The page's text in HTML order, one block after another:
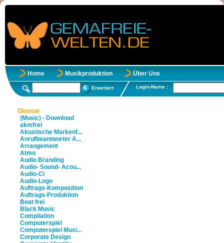
Home Musikproduktion Über Uns
Erweitert Login-Name :
Glossar
(Music) - Download
akmfrei
Akustische Markenf...
Anrufbeantworter A...
Arrangement
Atmo
Audio Branding
Audio- Sound- Acou...
Audio-Ci
Audio-Logo
Auftrags-Komposition
Auftrags-Produktion
Beat frei
Black Music
Compilation
Computerspiel
Computerspiel Musi...
Corporate Design